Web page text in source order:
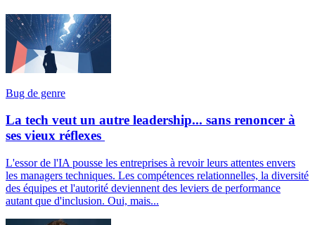
Bug de genre
La tech veut un autre leadership... sans renoncer à
ses vieux réflexes
L'essor de l'IA pousse les entreprises à revoir leurs attentes envers
les managers techniques. Les compétences relationnelles, la diversité
des équipes et l'autorité deviennent des leviers de performance
autant que d'inclusion. Oui, mais...